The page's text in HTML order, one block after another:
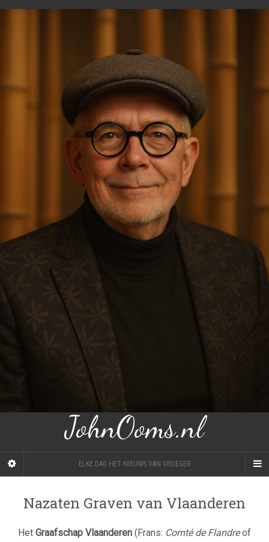
JohnOoms.nl
ELKE DAG HET NIEUWS VAN VROEGER
Nazaten Graven van Vlaanderen
Het Graafschap Vlaanderen (Frans: Comté de Flandreof